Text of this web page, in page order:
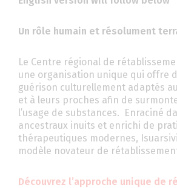
Un rôle humain et résolument
Le Centre régional de
une organisation unique qui offre
guérison culturellement adaptés
et à leurs proches afin de
l’usage de substances. Enraciné
ancestraux inuits et enrichi de
thérapeutiques modernes,
modèle novateur de
Découvrez l’approche unique de